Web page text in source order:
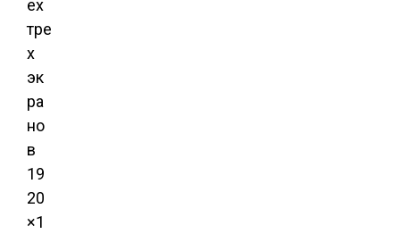
ех
тре
х
эк
ра
но
в
19
20
×1